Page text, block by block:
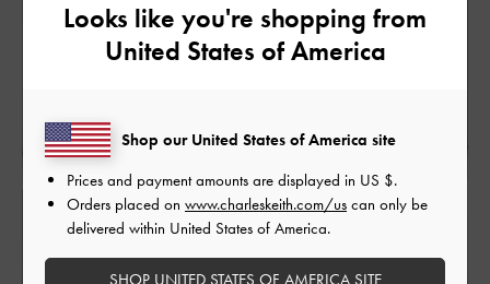
Looks like you're shopping from
United States of America
Shop our United States of America site
Prices and payment amounts are displayed in US $.
Orders placed on www.charleskeith.com/us can only be
delivered within United States of America.
SHOP UNITED STATES OF AMERICA SITE